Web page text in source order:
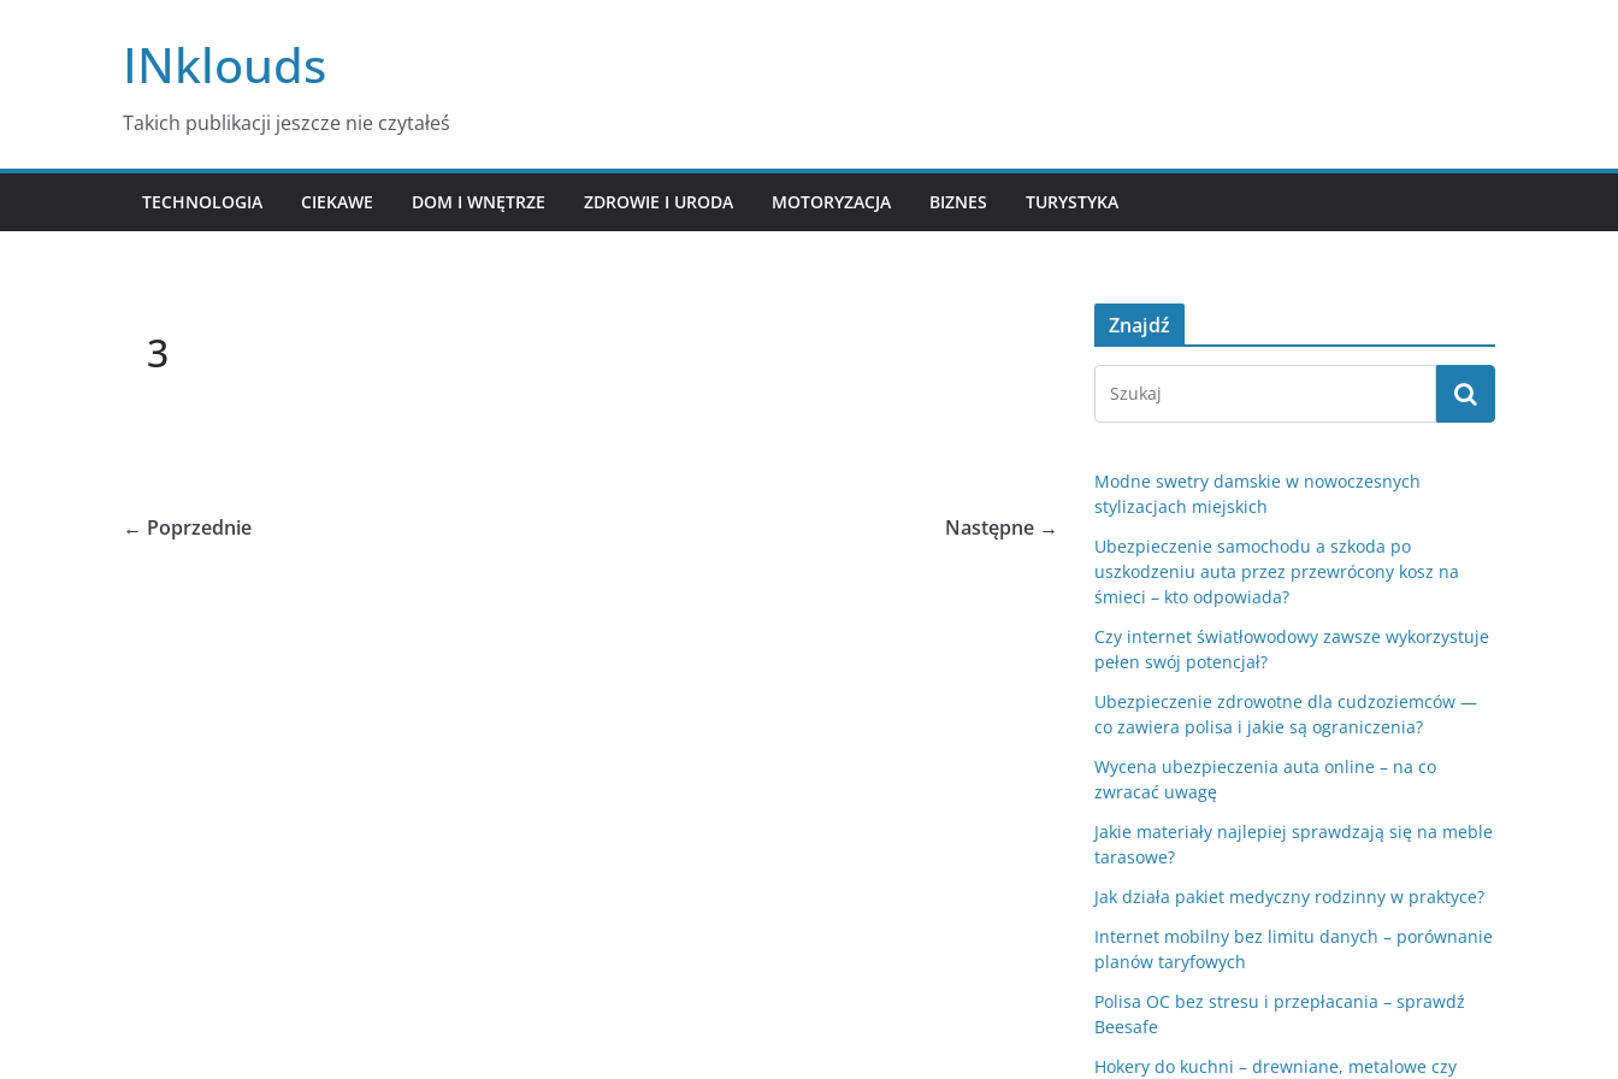
INklouds
Takich publikacji jeszcze nie czytałeś
TECHNOLOGIA CIEKAWE DOM I WNĘTRZE ZDROWIE I URODA MOTORYZACJA BIZNES TURYSTYKA
3
← Poprzednie Następne →
Znajdź
Modne swetry damskie w nowoczesnych
stylizacjach miejskich
Ubezpieczenie samochodu a szkoda po
uszkodzeniu auta przez przewrócony kosz na
śmieci – kto odpowiada?
Czy internet światłowodowy zawsze wykorzystuje
pełen swój potencjał?
Ubezpieczenie zdrowotne dla cudzoziemców —
co zawiera polisa i jakie są ograniczenia?
Wycena ubezpieczenia auta online – na co
zwracać uwagę
Jakie materiały najlepiej sprawdzają się na meble
tarasowe?
Jak działa pakiet medyczny rodzinny w praktyce?
Internet mobilny bez limitu danych – porównanie
planów taryfowych
Polisa OC bez stresu i przepłacania – sprawdź
Beesafe
Hokery do kuchni – drewniane, metalowe czy